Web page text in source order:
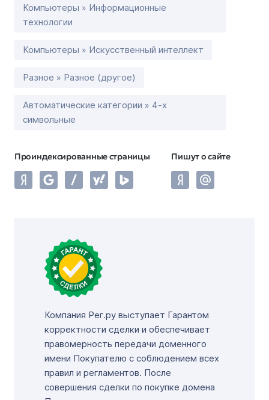
Компьютеры » Информационные
технологии
Компьютеры » Искусственный интеллект
Разное » Разное (другое)
Автоматические категории » 4-х
символьные
Проиндексированные страницы Пишут о сайте
Компания Рег.ру выступает Гарантом
корректности сделки и обеспечивает
правомерность передачи доменного
имени Покупателю с соблюдением всех
правил и регламентов. После
совершения сделки по покупке домена